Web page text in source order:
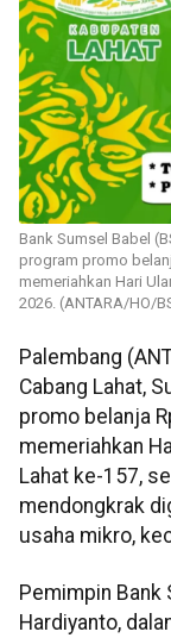
Bank Sumsel Babel
program promo
memeriahkan Hari
2026. (ANTARA/HO/
Palembang
Cabang Lahat,
promo belanja
memeriahkan
Lahat ke-157,
mendongkrak
usaha mikro,
Pemimpin Bank
Hardiyanto,